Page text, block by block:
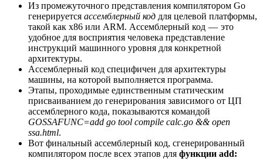
Из промежуточного представления компилятором Go
генерируется ассемблерный код для целевой платформы,
такой как x86 или ARM. Ассемблерный код — это
удобное для восприятия человека представление
инструкций машинного уровня для конкретной
архитектуры.
Ассемблерный код специфичен для архитектуры
машины, на которой выполняется программа.
Этапы, проходимые единственным статическим
присваиванием до генерирования зависимого от ЦП
ассемблерного кода, показываются командой
GOSSAFUNC=add go tool compile calc.go && open
ssa.html.
Вот финальный ассемблерный код, сгенерированный
компилятором после всех этапов для функции add: